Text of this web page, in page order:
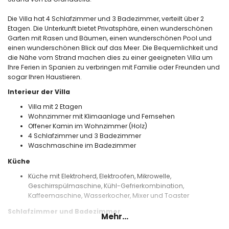
Die Villa hat 4 Schlafzimmer und 3 Badezimmer, verteilt über 2
Etagen. Die Unterkunft bietet Privatsphäre, einen wunderschönen
Garten mit Rasen und Bäumen, einen wunderschönen Pool und
einen wunderschönen Blick auf das Meer. Die Bequemlichkeit und
die Nähe vom Strand machen dies zu einer geeigneten Villa um
Ihre Ferien in Spanien zu verbringen mit Familie oder Freunden und
sogar Ihren Haustieren.
Interieur der Villa
Villa mit 2 Etagen
Wohnzimmer mit Klimaanlage und Fernsehen
Offener Kamin im Wohnzimmer (Holz)
4 Schlafzimmer und 3 Badezimmer
Waschmaschine im Badezimmer
Küche
Küche mit Elektroherd, Elektroofen, Mikrowelle,
Geschirrspülmaschine, Kühl-Gefrierkombination,
Kaffeemaschine, Wasserkocher, Mixer und Toaster
Schlafzimmer und Badezimmer
Mehr...